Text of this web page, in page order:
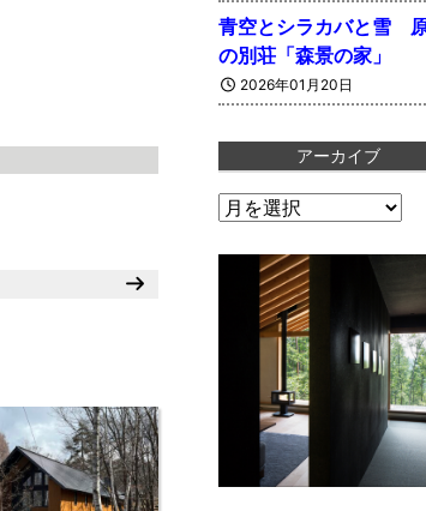
青空とシラカバと雪
の別荘「森景の家」
2026年01月20日
アーカイブ
ア
ー